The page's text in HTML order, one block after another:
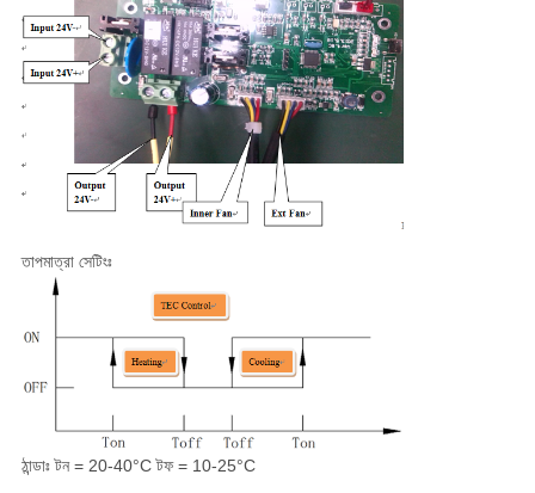
তাপমাত্রা সেটিংঃ
ঠান্ডাঃ টন = 20-40°C টফ = 10-25°C